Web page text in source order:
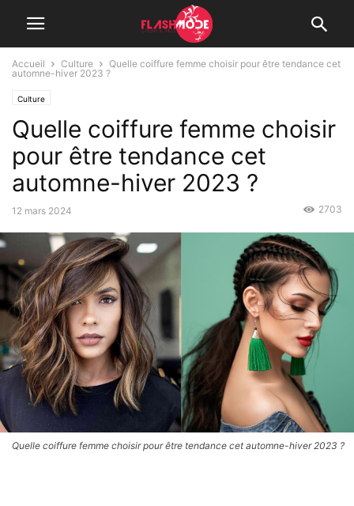
Accueil Culture
Quelle coiffure femme choisir pour être tendance cet
automne-hiver 2023 ?
Culture
Quelle coiffure femme choisir
pour être tendance cet
automne-hiver 2023 ?
12 mars 2024 2703
Quelle coiffure femme choisir pour être tendance cet automne-hiver 2023 ?